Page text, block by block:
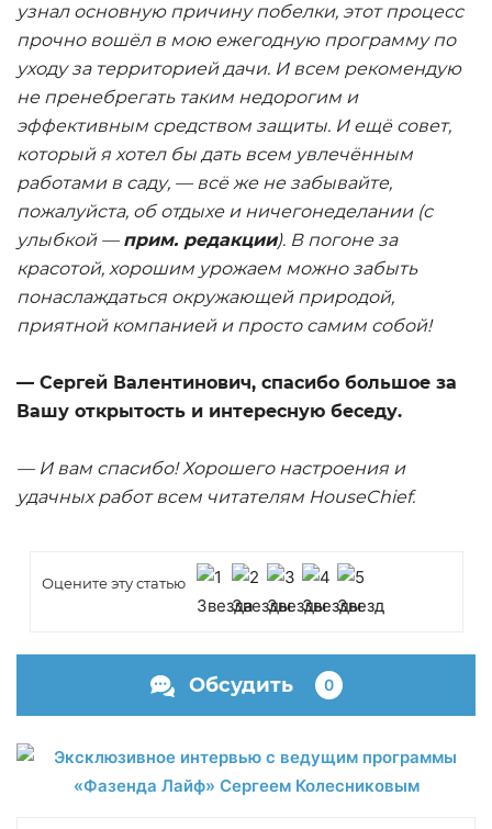
узнал основную причину побелки, этот процесс
прочно вошёл в мою ежегодную программу по
уходу за территорией дачи. И всем рекомендую
не пренебрегать таким недорогим и
эффективным средством защиты. И ещё совет,
который я хотел бы дать всем увлечённым
работами в саду, — всё же не забывайте,
пожалуйста, об отдыхе и ничегонеделании (с
улыбкой — прим. редакции). В погоне за
красотой, хорошим урожаем можно забыть
понаслаждаться окружающей природой,
приятной компанией и просто самим собой!
— Сергей Валентинович, спасибо большое за
Вашу открытость и интересную беседу.
— И вам спасибо! Хорошего настроения и
удачных работ всем читателям HouseChief.
Оцените эту статью
Обсудить 0